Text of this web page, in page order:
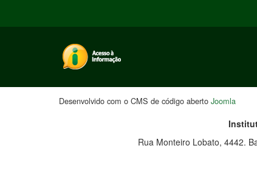
Desenvolvido com o CMS de código aberto Joomla
Rua Monteiro Lobato, 4442.